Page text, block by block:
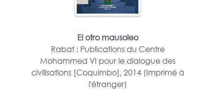
El otro mausoleo
Rabat : Publications du Centre
Mohammed VI pour le dialogue des
civilisations [Coquimbo], 2014 (Imprimé à
l'étranger)